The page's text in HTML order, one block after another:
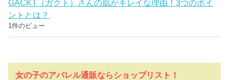
GACKT（ガクト）さんの肌がキレイな理由！3つのポイ
ントとは？
1件のビュー
女の子のアパレル通販ならショップリスト！